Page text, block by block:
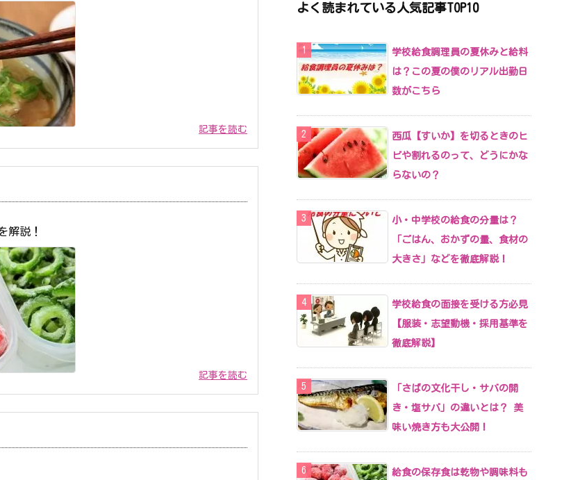
記事を読む
解説！
記事を読む
よく読まれている人気記事TOP10
学校給食調理員の夏休みと給料
は？この夏の僕のリアル出勤日
数がこちら
西瓜【すいか】を切るときのヒ
ビや割れるのって、どうにかな
らないの？
小・中学校の給食の分量は？
「ごはん、おかずの量、食材の
大きさ」などを徹底解説！
学校給食の面接を受ける方必見
【服装・志望動機・採用基準を
徹底解説】
「さばの文化干し・サバの開
き・塩サバ」の違いとは？ 美
味い焼き方も大公開！
給食の保存食は乾物や調味料も